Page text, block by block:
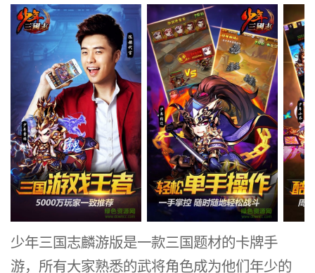
的武将角
色成为他
们年少的
样
少年三国志麟游版是一款三国题材的卡牌手
游，所有大家熟悉的武将角色成为他们年少的